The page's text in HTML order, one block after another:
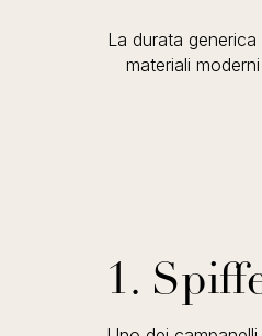
La durata
materiali
1.